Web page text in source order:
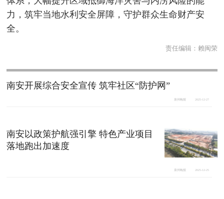
力，筑牢当地水利安全屏障，守护群众生命财产安
全。
责任编辑： 赖闽荣
南安开展综合安全宣传 筑牢社区“防护网”
泉州晚报 2025-12-27
南安以政策护航强引擎 特色产业项目
落地跑出加速度
泉州晚报 2025-12-25